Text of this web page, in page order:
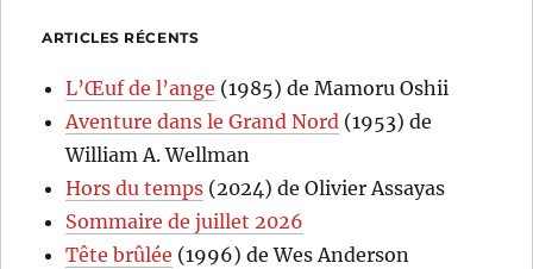
ARTICLES RÉCENTS
L’Œuf de l’ange (1985) de Mamoru Oshii
Aventure dans le Grand Nord (1953) de
William A. Wellman
Hors du temps (2024) de Olivier Assayas
Sommaire de juillet 2026
Tête brûlée (1996) de Wes Anderson